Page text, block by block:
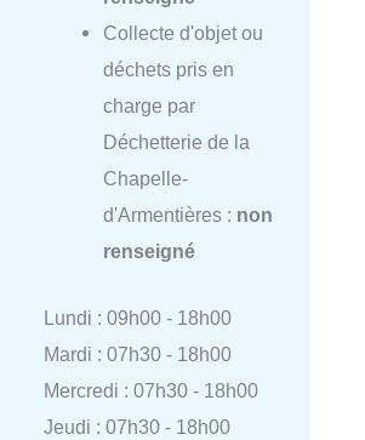
Collecte d'objet ou
déchets pris en
charge par
Déchetterie de la
Chapelle-
d'Armentières : non
renseigné
Lundi : 09h00 - 18h00
Mardi : 07h30 - 18h00
Mercredi : 07h30 - 18h00
Jeudi : 07h30 - 18h00